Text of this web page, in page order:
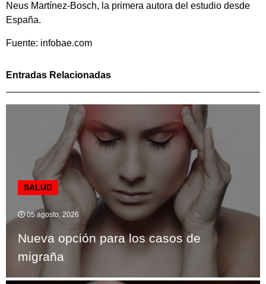
Neus Martínez-Bosch, la primera autora del estudio desde
España.
Fuente: infobae.com
Entradas Relacionadas
SALUD
05 agosto, 2026
Nueva opción para los casos de
migraña